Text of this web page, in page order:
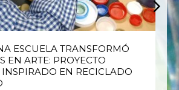
ESCUELA TRANSFORMÓ
EN ARTE: PROYECTO
INSPIRADO EN RECICLADO